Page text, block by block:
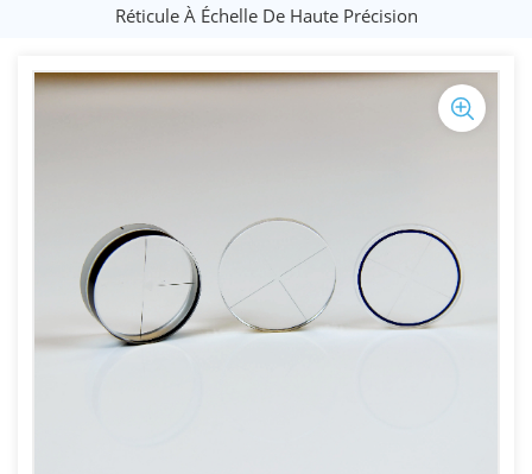
Réticule À Échelle De Haute Précision